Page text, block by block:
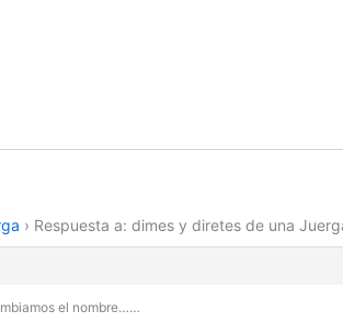
› Respuesta a: dimes y diretes de una
el nombre……